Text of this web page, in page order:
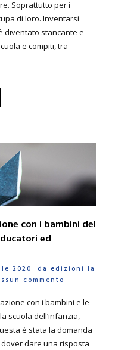
Soprattutto per i
di loro. Inventarsi
diventato stancante e
e compiti, tra
con i bambini del
ed
2020 da edizioni la
commento
con i bambini e le
scuola dell’infanzia,
è stata la domanda
dare una risposta